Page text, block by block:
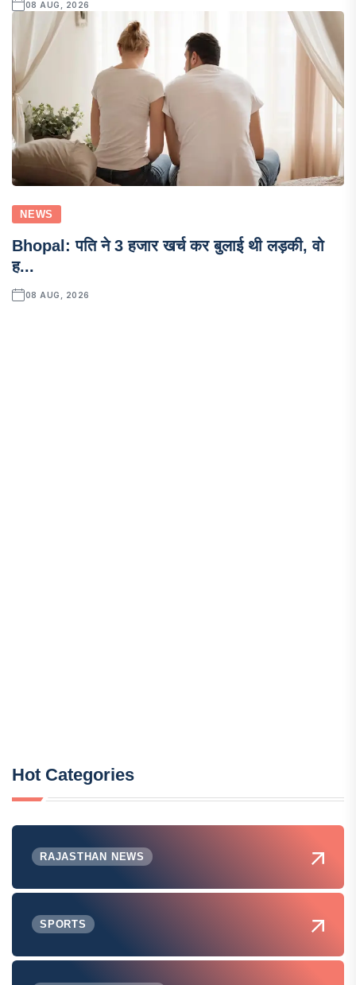
08 AUG, 2026
NEWS
Bhopal: पति ने 3 हजार खर्च कर बुलाई थी लड़की, वो
ह...
08 AUG, 2026
Hot Categories
RAJASTHAN NEWS
SPORTS